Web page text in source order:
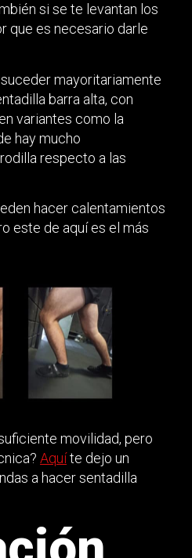
si se te levantan los
que es necesario darle
mayoritariamente
barra alta, con
variantes como la
hay mucho
respecto a las
hacer calentamientos
este de aquí es el más
movilidad, pero
Aquíte dejo un
a hacer sentadilla